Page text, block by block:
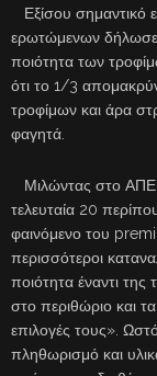
Εξίσου σημαντικό
ερωτώμενων δήλωσε
ποιότητα των
ότι το 1/3
τροφίμων και άρα
φαγητά.
Μιλώντας στο ΑΠΕ-
τελευταία 20
φαινόμενο του
περισσότεροι
ποιότητα έναντι
στο περιθώριο και
επιλογές τους».
πληθωρισμό και